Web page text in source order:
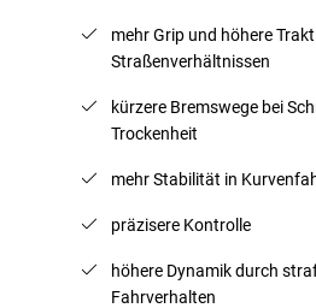
mehr Grip und höhere
Straßenverhältnissen
kürzere Bremswege bei
Trockenheit
mehr Stabilität in
präzisere Kontrolle
höhere Dynamik durch
Fahrverhalten